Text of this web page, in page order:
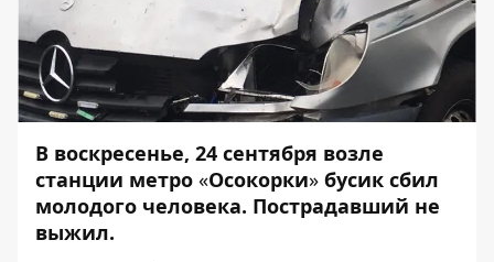
В воскресенье, 24 сентября возле
станции метро «Осокорки» бусик сбил
молодого человека. Пострадавший не
выжил.